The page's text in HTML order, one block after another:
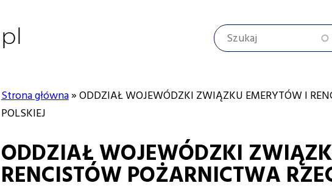
Szukaj
Ścieżka
nawigacyjna
Strona główna ODDZIAŁ WOJEWÓDZKI ZWIĄZKU EMERYTÓW I
POLSKIEJ
ODDZIAŁ WOJEWÓDZKI
RENCISTÓW POŻARNICTWA